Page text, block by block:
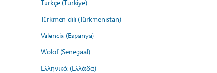
Türkçe (Türkiye)
Türkmen dili (Türkmenistan)
Valencià (Espanya)
Wolof (Senegaal)
Ελληνικά (Ελλάδα)